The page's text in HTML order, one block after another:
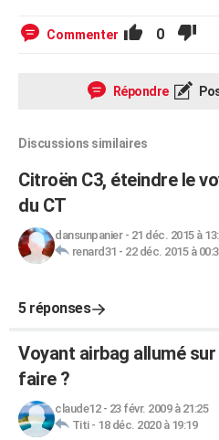
Commenter 0
Répondre
Discussions similaires
Citroën C3, éteindre le
du CT
dansunpanier- 21 déc. 2015 à
renard31 - 22 déc. 2015 à
5 réponses
Voyant airbag allumé
faire ?
claude12- 23 févr. 2009 à 21:25
Titi- 18 déc. 2020 à 19:19